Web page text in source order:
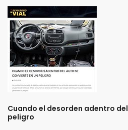
Cuando el desorden adentro del
peligro